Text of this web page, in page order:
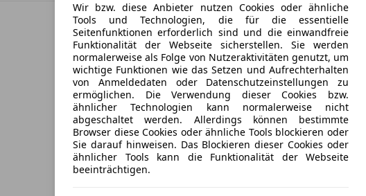
Unterhaltung/Media
USB
Sicherheit
Isofix
Kopfairbag
LED-
LED-
Wir bzw. diese Anbieter nutzen Cookies oder ähnliche
Tools und Technologien, die für die essentielle
Seitenfunktionen erforderlich sind und die einwandfreie
Funktionalität der Webseite sicherstellen. Sie werden
normalerweise als Folge von Nutzeraktivitäten genutzt, um
wichtige Funktionen wie das Setzen und Aufrechterhalten
von Anmeldedaten oder Datenschutzeinstellungen zu
ermöglichen. Die Verwendung dieser Cookies bzw.
ähnlicher Technologien kann normalerweise nicht
abgeschaltet werden. Allerdings können bestimmte
Browser diese Cookies oder ähnliche Tools blockieren oder
Sie darauf hinweisen. Das Blockieren dieser Cookies oder
ähnlicher Tools kann die Funktionalität der Webseite
beeinträchtigen.